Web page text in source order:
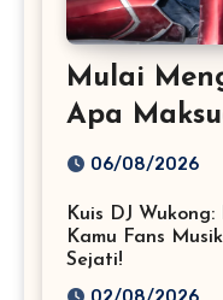
Mulai
Apa
06/08/2026
Kuis DJ
Kamu Fans
Sejati!